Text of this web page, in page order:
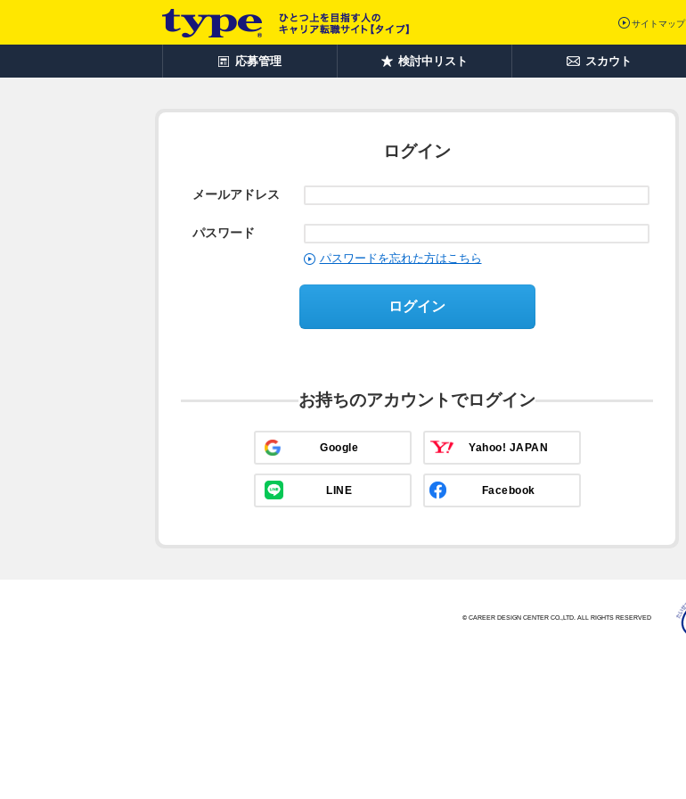
サイトマップ
応募管理 検討中リスト スカウト
ログイン
メールアドレス
パスワード
パスワードを忘れた方はこちら
ログイン
お持ちのアカウントでログイン
Google Yahoo! JAPAN
LINE Facebook
© CAREER DESIGN CENTER CO.,LTD. ALL RIGHTS RESERVED